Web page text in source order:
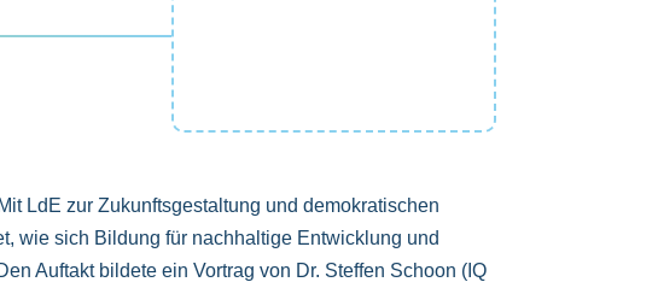
LdE zur Zukunftsgestaltung und demokratischen
wie sich Bildung für nachhaltige Entwicklung und
Auftakt bildete ein Vortrag von Dr. Steffen Schoon (IQ